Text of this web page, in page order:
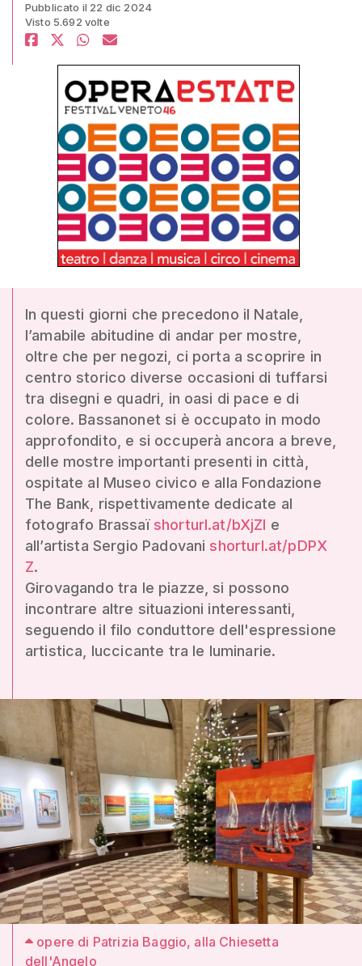
Pubblicato il 22 dic 2024
Visto 5.692 volte
In questi giorni che precedono il Natale,
l’amabile abitudine di andar per mostre,
oltre che per negozi, ci porta a scoprire in
centro storico diverse occasioni di tuffarsi
tra disegni e quadri, in oasi di pace e di
colore. Bassanonet si è occupato in modo
approfondito, e si occuperà ancora a breve,
delle mostre importanti presenti in città,
ospitate al Museo civico e alla Fondazione
The Bank, rispettivamente dedicate al
fotografo Brassaï shorturl.at/bXjZl e
all’artista Sergio Padovani shorturl.at/pDPX
Z.
Girovagando tra le piazze, si possono
incontrare altre situazioni interessanti,
seguendo il filo conduttore dell'espressione
artistica, luccicante tra le luminarie.
opere di Patrizia Baggio, alla Chiesetta
dell'Angelo